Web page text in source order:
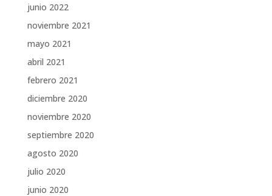
junio 2022
noviembre 2021
mayo 2021
abril 2021
febrero 2021
diciembre 2020
noviembre 2020
septiembre 2020
agosto 2020
julio 2020
junio 2020